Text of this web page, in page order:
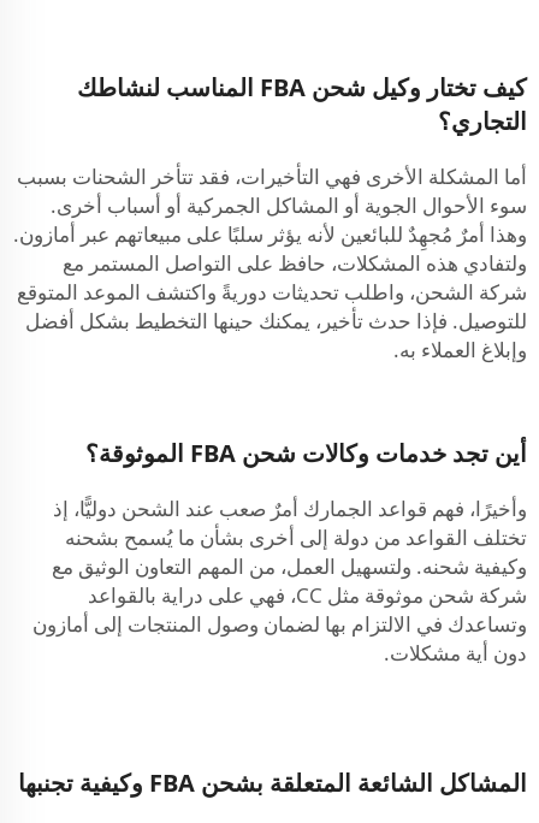
كيف تختار وكيل شحن FBA المناسب لنشاطك
التجاري؟
أما المشكلة الأخرى فهي التأخيرات، فقد تتأخر الشحنات بسبب
سوء الأحوال الجوية أو المشاكل الجمركية أو أسباب أخرى.
وهذا أمرٌ مُجهِدٌ للبائعين لأنه يؤثر سلبًا على مبيعاتهم عبر أمازون.
ولتفادي هذه المشكلات، حافظ على التواصل المستمر مع
شركة الشحن، واطلب تحديثات دوريةً واكتشف الموعد المتوقع
للتوصيل. فإذا حدث تأخير، يمكنك حينها التخطيط بشكل أفضل
وإبلاغ العملاء به.
أين تجد خدمات وكالات شحن FBA الموثوقة؟
وأخيرًا، فهم قواعد الجمارك أمرٌ صعب عند الشحن دوليًّا، إذ
تختلف القواعد من دولة إلى أخرى بشأن ما يُسمح بشحنه
وكيفية شحنه. ولتسهيل العمل، من المهم التعاون الوثيق مع
شركة شحن موثوقة مثل CC، فهي على دراية بالقواعد
وتساعدك في الالتزام بها لضمان وصول المنتجات إلى أمازون
دون أية مشكلات.
المشاكل الشائعة المتعلقة بشحن FBA وكيفية تجنبها